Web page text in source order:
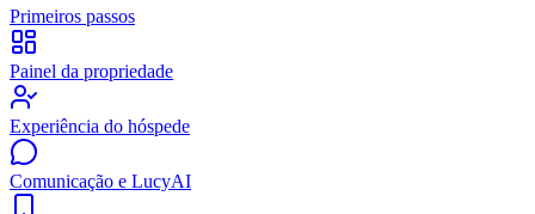
Primeiros passos
Painel da propriedade
Experiência do hóspede
Comunicação e LucyAI